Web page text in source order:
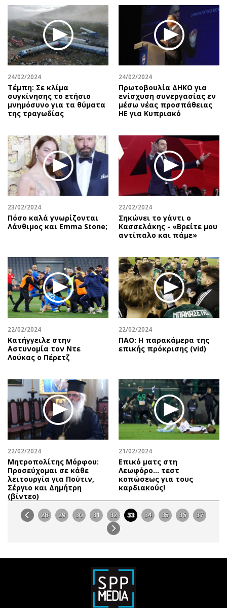
24/02/2024
Τέμπη: Σε κλίμα
συγκίνησης το ετήσιο
μνημόσυνο για τα θύματα
της τραγωδίας
24/02/2024
Πρωτοβουλία ΔΗΚΟ για
ενίσχυση συνεργασίας εν
μέσω νέας προσπάθειας
ΗΕ για Κυπριακό
23/02/2024
Πόσο καλά γνωρίζονται
Λάνθιμος και Emma Stone;
22/02/2024
Σηκώνει το γάντι ο
Κασσελάκης - «Βρείτε μου
αντίπαλο και πάμε»
22/02/2024
Κατήγγειλε στην
Αστυνομία τον Ντε
Λούκας ο Πέρετζ
22/02/2024
ΠΑΟ: Η παρακάμερα της
επικής πρόκρισης (vid)
22/02/2024
Μητροπολίτης Μόρφου:
Προσεύχομαι σε κάθε
λειτουργία για Πούτιν,
Σέργιο και Δημήτρη
(βίντεο)
21/02/2024
Επικό ματς στη
Λεωφόρο… τεστ
κοπώσεως για τους
καρδιακούς!
28 29 30 31 32 33 34 35 36 37